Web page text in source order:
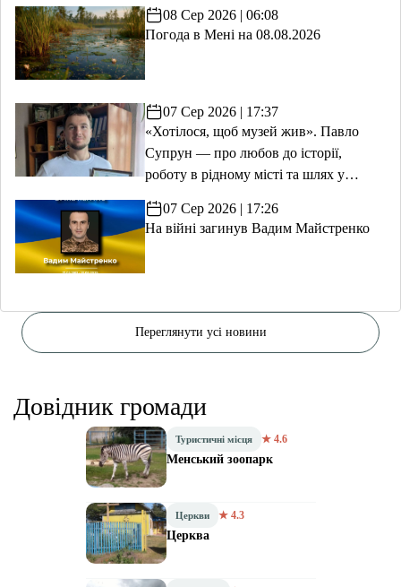
08 Сер 2026 | 06:08
Погода в Мені на 08.08.2026
07 Сер 2026 | 17:37
«Хотілося, щоб музей жив». Павло
Супрун — про любов до історії,
роботу в рідному місті та шлях у
07 Сер 2026 | 17:26
На війні загинув Вадим Майстренко
Переглянути усі новини
Довідник громади
Туристичні місця ★ 4.6
Менський зоопарк
Церкви ★ 4.3
Церква